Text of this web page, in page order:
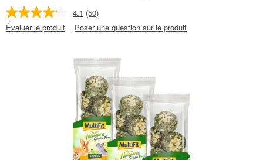
4.1 (50)
Évaluer le produit
Poser une question sur le produit